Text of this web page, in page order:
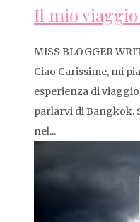
Il mio
MISS BLOGGER
Ciao Carissime, mi
esperienza di
parlarvi di Bangkok.
nel...